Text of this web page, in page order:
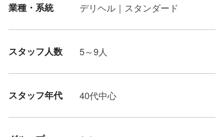
業種・系統 デリヘル｜スタンダード
スタッフ人数 5～9人
スタッフ年代 40代中心